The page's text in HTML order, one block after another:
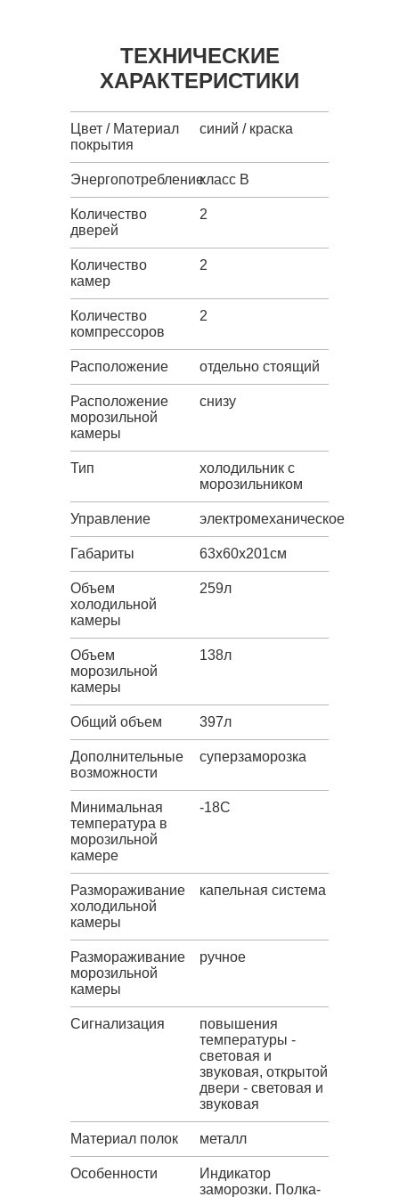
ТЕХНИЧЕСКИЕ
ХАРАКТЕРИСТИКИ
Цвет / Материал
покрытия
синий / краска
Энергопотреблениекласс B
Количество
дверей
2
Количество
камер
2
Количество
компрессоров
2
Расположение отдельно стоящий
Расположение
морозильной
камеры
снизу
Тип
холодильник с
морозильником
Управление электромеханическое
Габариты 63х60х201см
Объем
холодильной
камеры
259л
Объем
морозильной
камеры
138л
Общий объем 397л
Дополнительные
возможности
суперзаморозка
Минимальная
температура в
морозильной
камере
-18C
Размораживание
холодильной
камеры
капельная система
Размораживание
морозильной
камеры
ручное
Сигнализация
повышения
температуры -
световая и
звуковая, открытой
двери - световая и
звуковая
Материал полок металл
Особенности
Индикатор
заморозки. Полка-